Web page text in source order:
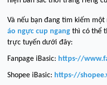
Và nếu bạn đang tìm kiếm
áo ngực cup ngang thì có thể
trực tuyến dưới đây:
Fanpage iBasic: https-//
Shopee iBasic: https-//